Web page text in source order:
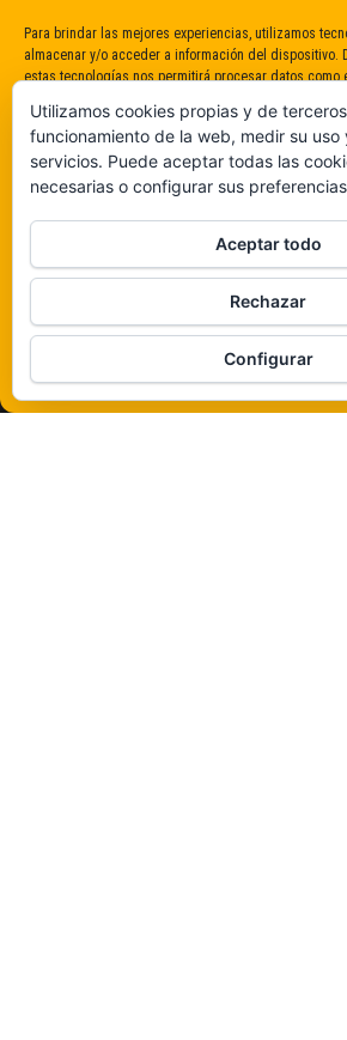
Para brindar las mejores experiencias, utilizamos
almacenar y/o acceder a información del dispositivo.
estas tecnologías nos permitirá procesar datos como
consentimiento puede afectar negativamente a
funciones.
De ninguna manera
Veámos que hay aquí
Política de cookies
Funciona gracias aWordPress |
Utilizamos cookies propias y de
funcionamiento de la web, medir su uso
servicios. Puede aceptar todas las
necesarias o configurar sus
Aceptar todo
Rechazar
Configurar